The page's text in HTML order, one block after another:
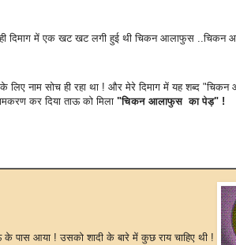
दिमाग में एक खट खट लगी हुई थी चिकन आलाफुस ..चिकन
नाम सोच ही रहा था ! और मेरे दिमाग में यह शब्द "चिकन
कर दिया ताऊ को मिला "चिकन आलाफुस का पेड़" !
पास आया ! उसको शादी के बारे में कुछ राय चाहिए थी !